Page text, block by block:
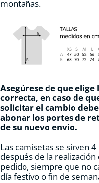
montañas.
Asegúrese de que elige
correcta, en caso de
solicitar el cambio
abonar los portes de
de su nuevo envio.
Las camisetas se sirven 4
después de la realización
pedido, siempre que no
día festivo o fin de